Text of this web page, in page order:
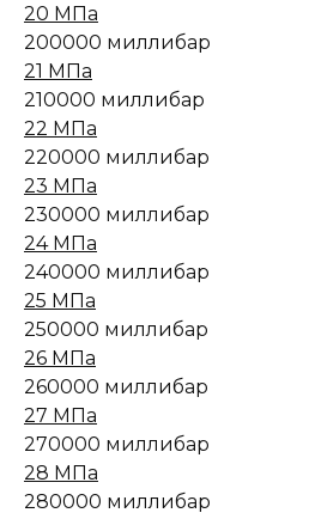
20 МПа
200000 миллибар
21 МПа
210000 миллибар
22 МПа
220000 миллибар
23 МПа
230000 миллибар
24 МПа
240000 миллибар
25 МПа
250000 миллибар
26 МПа
260000 миллибар
27 МПа
270000 миллибар
28 МПа
280000 миллибар